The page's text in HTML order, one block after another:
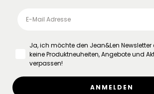
Ja, ich möchte den Jean&Len Newsletter
keine Produktneuheiten, Angebote und
verpassen!
ANMELDEN